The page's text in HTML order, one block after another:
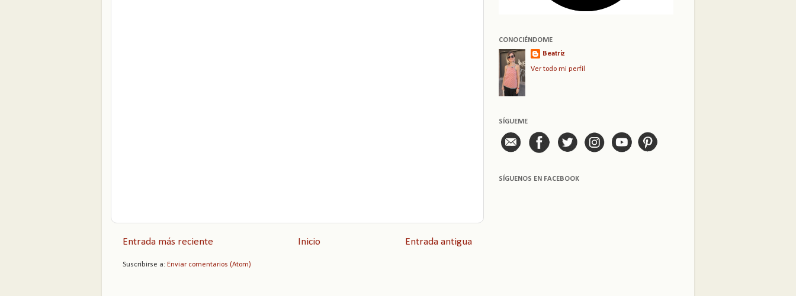
Entrada más reciente Entrada antigua
Inicio
Suscribirse a: Enviar comentarios (Atom)
CONOCIÉNDOME
Beatriz
Ver todo mi perfil
SÍGUEME
SÍGUENOS EN FACEBOOK